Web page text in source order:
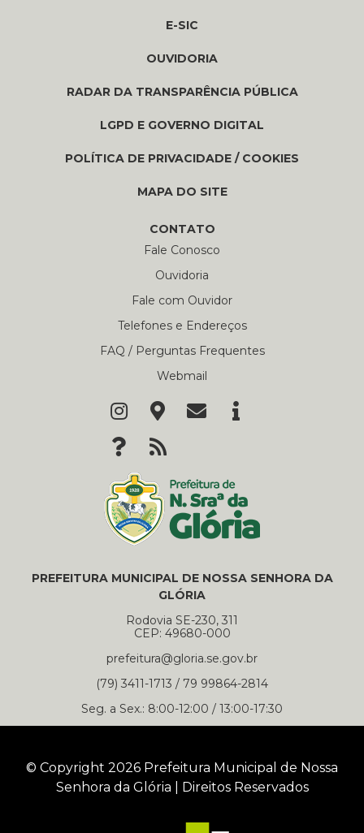
E-SIC
OUVIDORIA
RADAR DA TRANSPARÊNCIA PÚBLICA
LGPD E GOVERNO DIGITAL
POLÍTICA DE PRIVACIDADE / COOKIES
MAPA DO SITE
CONTATO
Fale Conosco
Ouvidoria
Fale com Ouvidor
Telefones e Endereços
FAQ / Perguntas Frequentes
Webmail
PREFEITURA MUNICIPAL DE NOSSA SENHORA DA
GLÓRIA
Rodovia SE-230, 311
CEP: 49680-000
prefeitura@gloria.se.gov.br
(79) 3411-1713 / 79 99864-2814
Seg. a Sex.: 8:00-12:00 / 13:00-17:30
© Copyright 2026 Prefeitura Municipal de Nossa
Senhora da Glória | Direitos Reservados